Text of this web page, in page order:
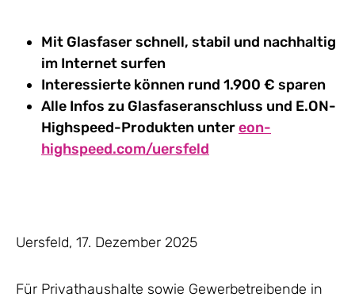
Mit Glasfaser schnell, stabil und nachhaltig
im Internet surfen
Interessierte können rund 1.900 € sparen
Alle Infos zu Glasfaseranschluss und E.ON-
Highspeed-Produkten untereon-
highspeed.com/uersfeld
Uersfeld, 17. Dezember 2025
Für Privathaushalte sowie Gewerbetreibende in